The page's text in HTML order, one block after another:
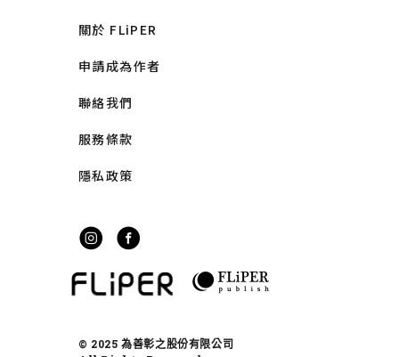
關於 FLiPER
申請成為作者
聯絡我們
服務條款
隱私政策
© 2025 為善彰之股份有限公司